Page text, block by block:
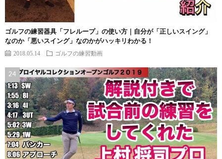
ゴルフの練習器具「フレループ」の使い方｜自分が「正しいスイング」
なのか「悪いスイング」なのかがハッキリわかる！
2018.05.14 ゴルフの練習動画